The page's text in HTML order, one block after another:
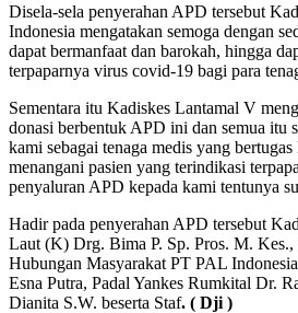
Disela-sela penyerahan APD tersebut
Indonesia mengatakan semoga dengan
dapat bermanfaat dan barokah, hingga
terpaparnya virus covid-19 bagi para
Sementara itu Kadiskes Lantamal V
donasi berbentuk APD ini dan semua itu
kami sebagai tenaga medis yang
menangani pasien yang terindikasi
penyaluran APD kepada kami tentunya
Hadir pada penyerahan APD tersebut
Laut (K) Drg. Bima P. Sp. Pros. M. Kes.,
Hubungan Masyarakat PT PAL
Esna Putra, Padal Yankes Rumkital Dr.
Dianita S.W. beserta Staf. ( Dji )